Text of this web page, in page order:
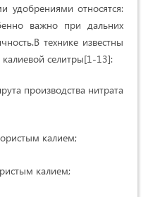
удобрениями относятся:
важно при дальних
технике известны
селитры[1-13]:
производства нитрата
калием;
калием;